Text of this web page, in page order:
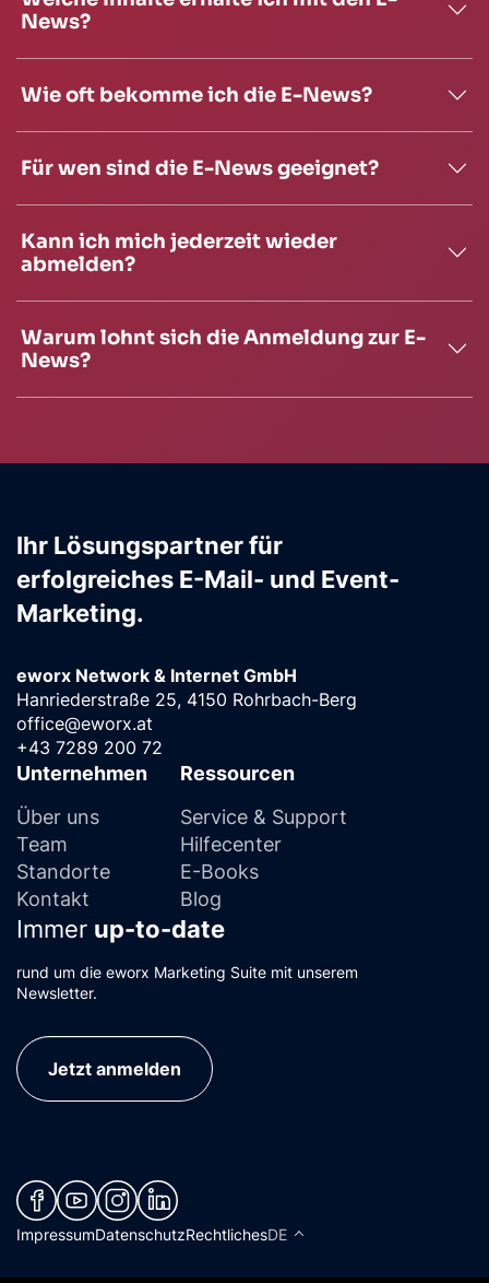
News?
Wie oft bekomme ich die E-News?
Für wen sind die E-News geeignet?
Kann ich mich jederzeit wieder
abmelden?
Warum lohnt sich die Anmeldung zur E-
News?
Ihr Lösungspartner für
erfolgreiches E-Mail- und Event-
Marketing.
eworx Network & Internet GmbH
Hanriederstraße 25, 4150 Rohrbach-Berg
office@eworx.at
+43 7289 200 72
Unternehmen
Über uns
Team
Standorte
Kontakt
Ressourcen
Service & Support
Hilfecenter
E-Books
Blog
Immer up-to-date
rund um die eworx Marketing Suite mit unserem
Newsletter.
Jetzt anmelden
(neues Fenster)
(neues Fenster)
(neues Fenster)
(neues Fenster)
ImpressumDatenschutzRechtlichesDE